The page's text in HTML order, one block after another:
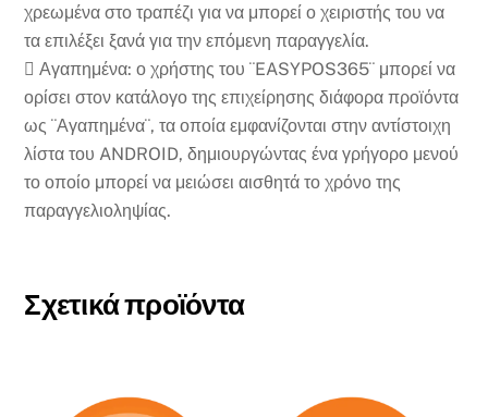
χρεωμένα στο τραπέζι για να μπορεί ο χειριστής του να
τα επιλέξει ξανά για την επόμενη παραγγελία.
 Αγαπημένα: ο χρήστης του ¨EASYPOS365¨ μπορεί να
ορίσει στον κατάλογο της επιχείρησης διάφορα προϊόντα
ως ¨Αγαπημένα¨, τα οποία εμφανίζονται στην αντίστοιχη
λίστα του ANDROID, δημιουργώντας ένα γρήγορο μενού
το οποίο μπορεί να μειώσει αισθητά το χρόνο της
παραγγελιοληψίας.
Σχετικά προϊόντα